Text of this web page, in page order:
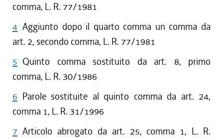
comma, L. R. 77/1981
4 Aggiunto dopo il quarto comma un comma da
art. 2, secondo comma, L. R. 77/1981
5 Quinto comma sostituito da art. 8, primo
comma, L. R. 30/1986
6 Parole sostituite al quinto comma da art. 24,
comma 1, L. R. 31/1996
7 Articolo abrogato da art. 25, comma 1, L. R.